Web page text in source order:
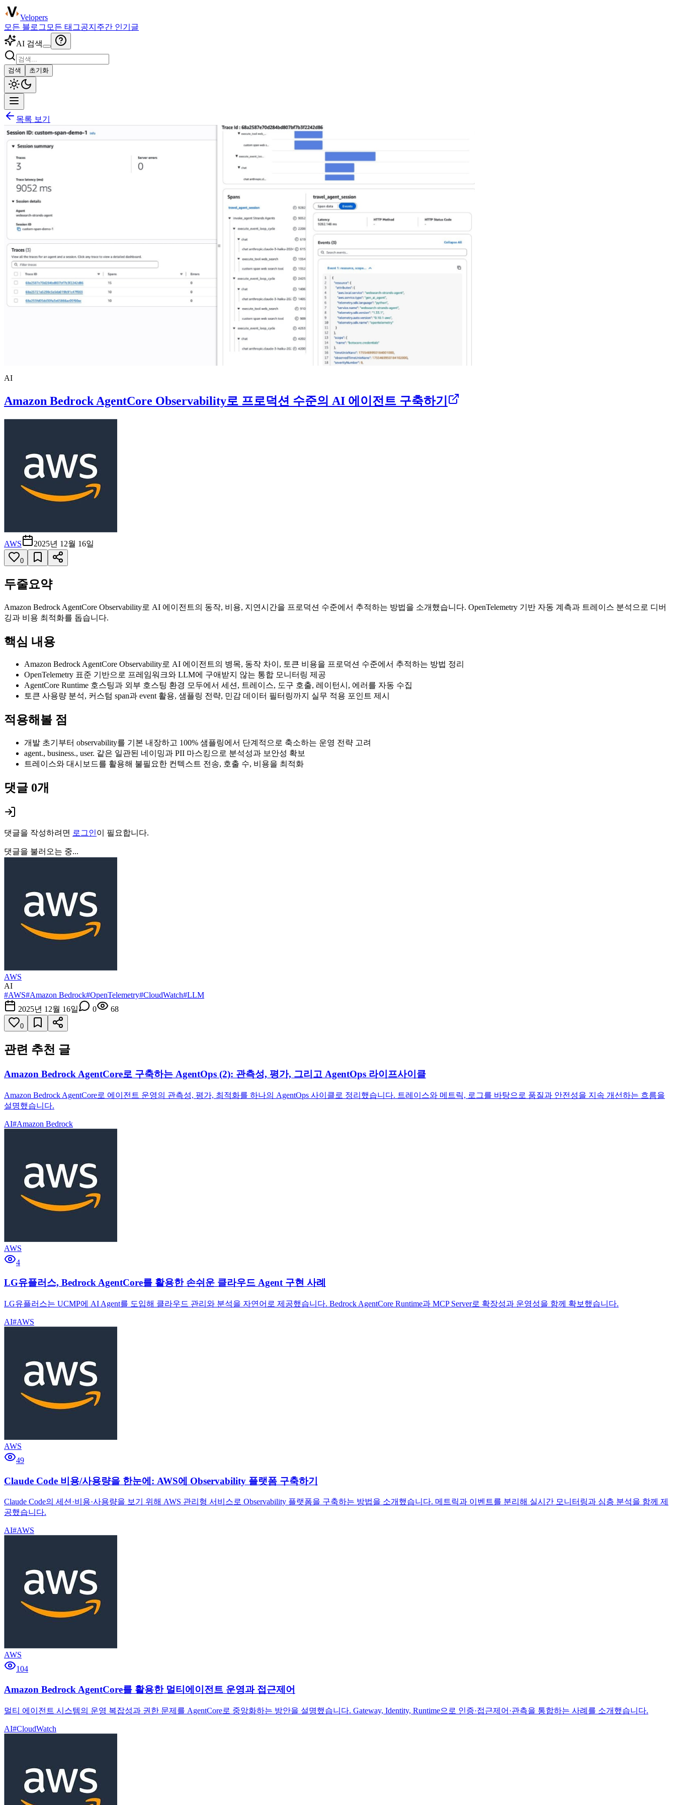
Velopers
모든 블로그 모든 태그공지 주간 인기글
AI 검색
검색 초기화
목록 보기
AI
Amazon Bedrock AgentCore Observability로 프로덕션 수준의 AI 에이전트 구축하기
AWS 2025년 12월 16일
0
두줄요약
Amazon Bedrock AgentCore Observability로 AI 에이전트의 동작, 비용, 지연시간을 프로덕션 수준에서 추적하는 방법을 소개했습니다. OpenTelemetry 기반 자동 계측과 트레이스 분석으로 디버
깅과 비용 최적화를 돕습니다.
핵심 내용
Amazon Bedrock AgentCore Observability로 AI 에이전트의 병목, 동작 차이, 토큰 비용을 프로덕션 수준에서 추적하는 방법 정리
OpenTelemetry 표준 기반으로 프레임워크와 LLM에 구애받지 않는 통합 모니터링 제공
AgentCore Runtime 호스팅과 외부 호스팅 환경 모두에서 세션, 트레이스, 도구 호출, 레이턴시, 에러를 자동 수집
토큰 사용량 분석, 커스텀 span과 event 활용, 샘플링 전략, 민감 데이터 필터링까지 실무 적용 포인트 제시
적용해볼 점
개발 초기부터 observability를 기본 내장하고 100% 샘플링에서 단계적으로 축소하는 운영 전략 고려
agent., business., user. 같은 일관된 네이밍과 PII 마스킹으로 분석성과 보안성 확보
트레이스와 대시보드를 활용해 불필요한 컨텍스트 전송, 호출 수, 비용을 최적화
댓글 0개
댓글을 작성하려면 로그인이 필요합니다.
댓글을 불러오는 중...
AWS
AI
#AWS#Amazon Bedrock#OpenTelemetry#CloudWatch#LLM
2025년 12월 16일
0 68
0
관련 추천 글
Amazon Bedrock AgentCore로 구축하는 AgentOps (2): 관측성, 평가, 그리고 AgentOps 라이프사이클
Amazon Bedrock AgentCore로 에이전트 운영의 관측성, 평가, 최적화를 하나의 AgentOps 사이클로 정리했습니다. 트레이스와 메트릭, 로그를 바탕으로 품질과 안전성을 지속 개선하는 흐름을
설명했습니다.
AI#Amazon Bedrock
AWS
4
LG유플러스, Bedrock AgentCore를 활용한 손쉬운 클라우드 Agent 구현 사례
LG유플러스는 UCMP에 AI Agent를 도입해 클라우드 관리와 분석을 자연어로 제공했습니다. Bedrock AgentCore Runtime과 MCP Server로 확장성과 운영성을 함께 확보했습니다.
AI#AWS
AWS
49
Claude Code 비용/사용량을 한눈에: AWS에 Observability 플랫폼 구축하기
Claude Code의 세션·비용·사용량을 보기 위해 AWS 관리형 서비스로 Observability 플랫폼을 구축하는 방법을 소개했습니다. 메트릭과 이벤트를 분리해 실시간 모니터링과 심층 분석을 함께 제
공했습니다.
AI#AWS
AWS
104
Amazon Bedrock AgentCore를 활용한 멀티에이전트 운영과 접근제어
멀티 에이전트 시스템의 운영 복잡성과 권한 문제를 AgentCore로 중앙화하는 방안을 설명했습니다. Gateway, Identity, Runtime으로 인증·접근제어·관측을 통합하는 사례를 소개했습니다.
AI#CloudWatch